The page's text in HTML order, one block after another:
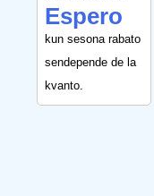
Espero
kun sesona rabato
sendepende de la
kvanto.